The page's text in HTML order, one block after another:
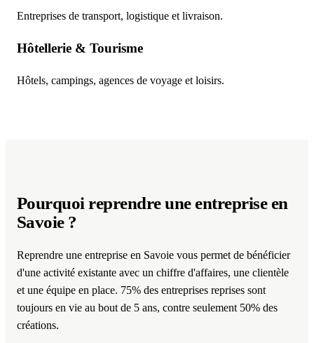
Entreprises de transport, logistique et livraison.
Hôtellerie & Tourisme
Hôtels, campings, agences de voyage et loisirs.
Pourquoi reprendre une entrepriseen
Savoie?
Reprendre une entreprise en Savoie vous permet de bénéficier
d'une activité existante avec un chiffre d'affaires, une clientèle
et une équipe en place. 75% des entreprises reprises sont
toujours en vie au bout de 5 ans, contre seulement 50% des
créations.